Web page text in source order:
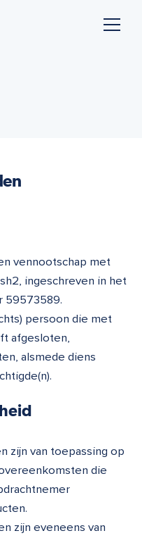
vennootschap met
ingeschreven in het
59573589.
persoon die met
afgesloten,
alsmede diens
zijn van toepassing op
die
zijn eveneens van